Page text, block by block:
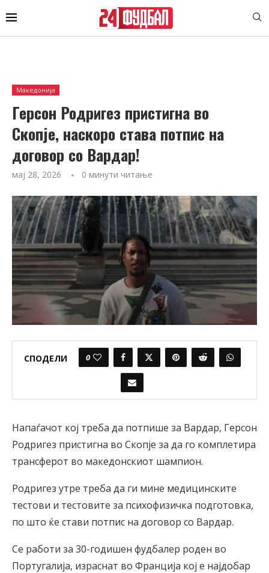
Македонија
Герсон Родригез пристигна во
Скопје, наскоро става потпис на
договор со Вардар!
мај 28, 2026 0 минути читање
СПОДЕЛИ 0
Напаѓачот кој треба да потпише за Вардар, Герсон
Родригез пристигна во Скопје за да го комплетира
трансферот во македонскиот шампион.
Родригез утре треба да ги мине медицинските
тестови и тестовите за психофизичка подготовка,
по што ќе стави потпис на договор со Вардар.
Се работи за 30-годишен фудбалер роден во
Португалија, израснат во Франција кој е најдобар